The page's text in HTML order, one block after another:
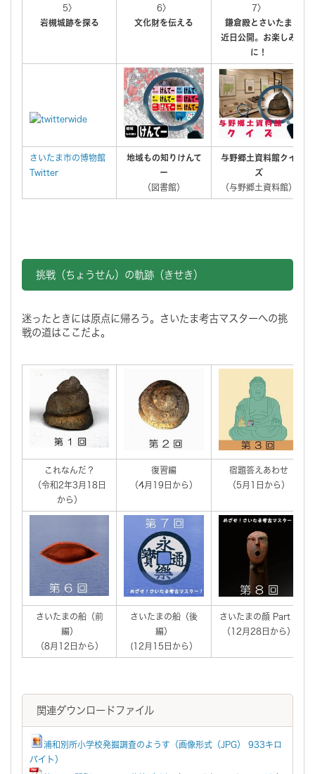
5〉
岩槻城跡を探る
6〉
文化財を伝える
7〉
鎌倉殿とさいたま
近日公開。お楽しみ
に！
さいたま市の博物館
Twitter
地域もの知りけんて
ー
（図書館）
与野郷土資料館クイ
ズ
（与野郷土資料館）
挑戦（ちょうせん）の軌跡（きせき）
迷ったときには原点に帰ろう。さいたま考古マスターへの挑
戦の道はここだよ。
これなんだ？
（令和2年3月18日
から）
復習編
（4月19日から）
宿題答えあわせ
（5月1日から）
さいたまの船（前
編）
（8月12日から）
さいたまの船（後
編）
(12月15日から）
さいたまの顔 Part 1
（12月28日から）
関連ダウンロードファイル
浦和別所小学校発掘調査のようす（画像形式（JPG） 933キロ
バイト）